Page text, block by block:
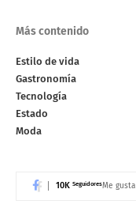
Más contenido
Estilo de vida
Gastronomía
Tecnología
Estado
Moda
10K SeguidoresMe gusta